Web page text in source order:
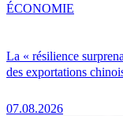
La « résilience
des exportations
07.08.2026
ÉCONOMIE